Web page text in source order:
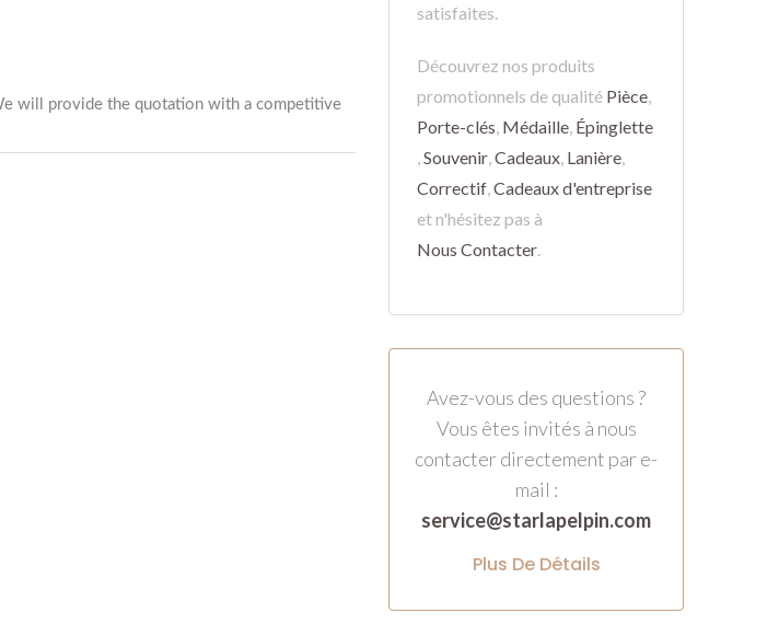
satisfaites.
Découvrez nos produits
promotionnels de qualité Pièce,
Porte-clés, Médaille, Épinglette
,Souvenir,Cadeaux, Lanière,
Correctif,Cadeaux d'entreprise
et n'hésitez pas à
Nous Contacter.
Avez-vous des questions ?
Vous êtes invités à nous
contacter directement par e-
mail :
service@starlapelpin.com
Plus De Détails